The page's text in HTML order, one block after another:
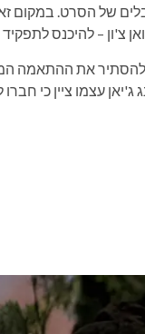
של הסרט.
צ'ון – להיכנס
להסתיר את ההתאמה
עצמו ציין כי